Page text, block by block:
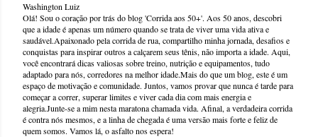
Washington Luiz
Olá! Sou o coração por trás do blog 'Corrida aos 50+'. Aos 50 anos, descobri
que a idade é apenas um número quando se trata de viver uma vida ativa e
saudável.Apaixonado pela corrida de rua, compartilho minha jornada, desafios e
conquistas para inspirar outros a calçarem seus tênis, não importa a idade. Aqui,
você encontrará dicas valiosas sobre treino, nutrição e equipamentos, tudo
adaptado para nós, corredores na melhor idade.Mais do que um blog, este é um
espaço de motivação e comunidade. Juntos, vamos provar que nunca é tarde para
começar a correr, superar limites e viver cada dia com mais energia e
alegria.Junte-se a mim nesta maratona chamada vida. Afinal, a verdadeira corrida
é contra nós mesmos, e a linha de chegada é uma versão mais forte e feliz de
quem somos. Vamos lá, o asfalto nos espera!